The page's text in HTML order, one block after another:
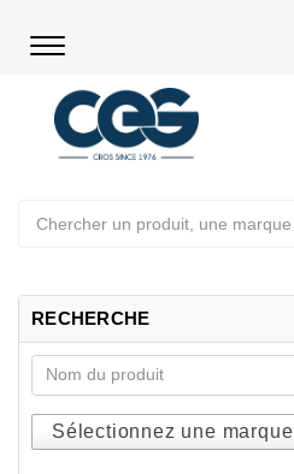
RECHERCHE
Sélectionnez une marque